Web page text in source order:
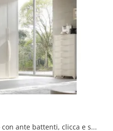
Se vuoi armadiature a muro con ante battenti, clicca e scopri l'armadio Cleo di Fasolin in legno laccato.